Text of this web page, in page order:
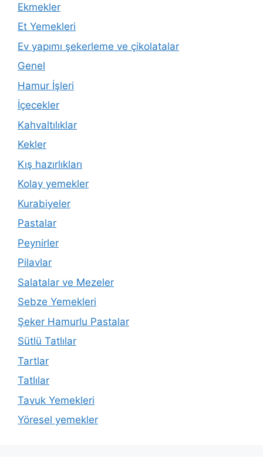
Ekmekler
Et Yemekleri
Ev yapımı şekerleme ve çikolatalar
Genel
Hamur İşleri
İçecekler
Kahvaltılıklar
Kekler
Kış hazırlıkları
Kolay yemekler
Kurabiyeler
Pastalar
Peynirler
Pilavlar
Salatalar ve Mezeler
Sebze Yemekleri
Şeker Hamurlu Pastalar
Sütlü Tatlılar
Tartlar
Tatlılar
Tavuk Yemekleri
Yöresel yemekler